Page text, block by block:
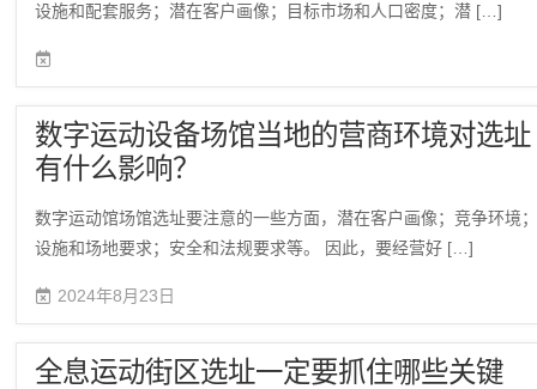
设施和配套服务；潜在客户画像；目标市场和人口密度；潜 […]
数字运动设备场馆当地的营商环境对选址
有什么影响？
数字运动馆场馆选址要注意的一些方面，潜在客户画像；竞争环境
设施和场地要求；安全和法规要求等。 因此，要经营好 […]
2024年8月23日
全息运动街区选址一定要抓住哪些关键